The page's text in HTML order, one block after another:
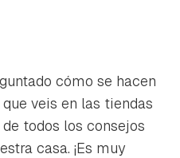
cómo se hacen
veis en las tiendas
todos los consejos
casa. ¡Es muy